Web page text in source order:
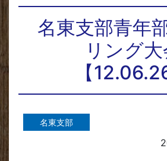
名東支部青年
リング
【
名東支部